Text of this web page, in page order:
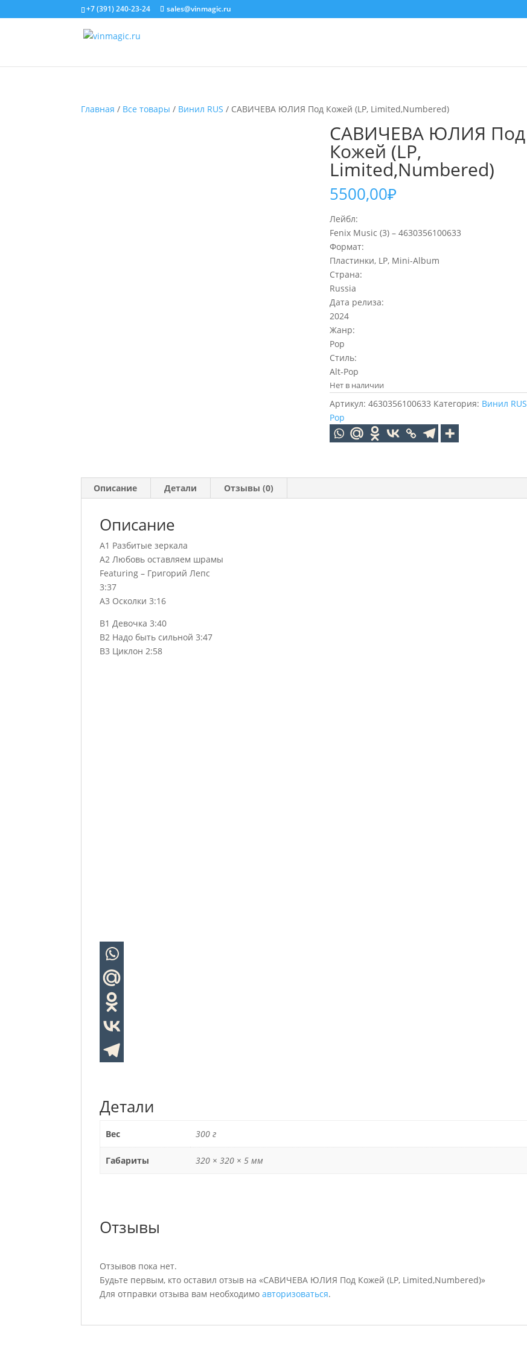
+7 (391) 240-23-24 sales@vinmagic.ru
Главная / Все товары / Винил RUS / САВИЧЕВА ЮЛИЯ Под Кожей (LP, Limited,Numbered)
САВИЧЕВА ЮЛИЯ Под
Кожей (LP,
Limited,Numbered)
5500,00₽
Лейбл:
Fenix Music (3) – 4630356100633
Формат:
Пластинки, LP, Mini-Album
Страна:
Russia
Дата релиза:
2024
Жанр:
Pop
Стиль:
Alt-Pop
Нет в наличии
Артикул:4630356100633 Категория: Винил RUS
Pop
Описание Детали Отзывы (0)
Описание
A1 Разбитые зеркала
A2 Любовь оставляем шрамы
Featuring – Григорий Лепс
3:37
A3 Осколки 3:16
B1 Девочка 3:40
B2 Надо быть сильной 3:47
B3 Циклон 2:58
Детали
Вес 300 г
Габариты 320 × 320 × 5 мм
Отзывы
Отзывов пока нет.
Будьте первым, кто оставил отзыв на «САВИЧЕВА ЮЛИЯ Под Кожей (LP, Limited,Numbered)»
Для отправки отзыва вам необходимоавторизоваться.